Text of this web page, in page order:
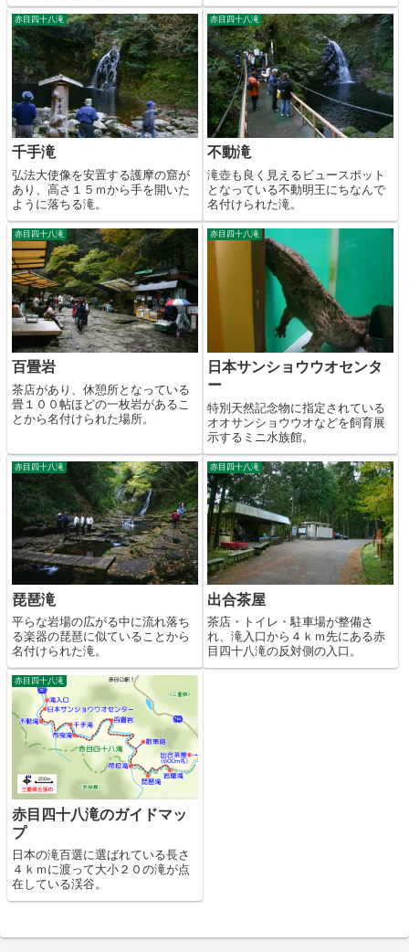
赤目四十八滝
千手滝
弘法大使像を安置する護摩の窟が
あり、高さ１５ｍから手を開いた
ように落ちる滝。
赤目四十八滝
不動滝
滝壺も良く見えるビュースポット
となっている不動明王にちなんで
名付けられた滝。
赤目四十八滝
百畳岩
茶店があり、休憩所となっている
畳１００帖ほどの一枚岩があるこ
とから名付けられた場所。
赤目四十八滝
日本サンショウウオセンタ
ー
特別天然記念物に指定されている
オオサンショウウオなどを飼育展
示するミニ水族館。
赤目四十八滝
琵琶滝
平らな岩場の広がる中に流れ落ち
る楽器の琵琶に似ていることから
名付けられた滝。
赤目四十八滝
出合茶屋
茶店・トイレ・駐車場が整備さ
れ、滝入口から４ｋｍ先にある赤
目四十八滝の反対側の入口。
赤目四十八滝
赤目四十八滝のガイドマッ
プ
日本の滝百選に選ばれている長さ
４ｋｍに渡って大小２０の滝が点
在している渓谷。